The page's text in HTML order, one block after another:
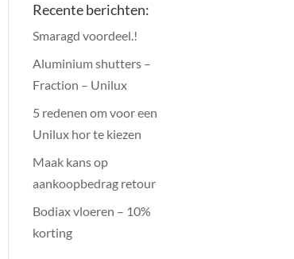
Recente berichten:
Smaragd voordeel.!
Aluminium shutters –
Fraction – Unilux
5 redenen om voor een
Unilux hor te kiezen
Maak kans op
aankoopbedrag retour
Bodiax vloeren – 10%
korting